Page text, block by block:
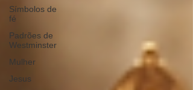
Símbolos de
fé
Padrões de
Westminster
Mulher
Jesus